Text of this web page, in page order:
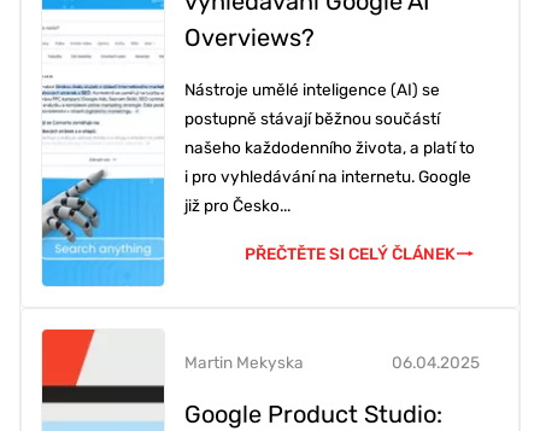
Overviews?
Nástroje umělé inteligence (AI) se
postupně stávají běžnou součástí
našeho každodenního života, a platí to
i pro vyhledávání na internetu. Google
již pro Česko...
PŘEČTĚTE SI CELÝ ČLÁNEK
Google Product Studio:
06.04.2025
Martin Mekyska